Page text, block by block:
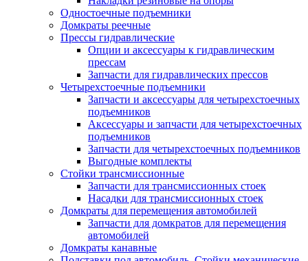
Одностоечные подъемники
Домкраты реечные
Прессы гидравлические
Опции и аксессуары к гидравлическим
прессам
Запчасти для гидравлических прессов
Четырехстоечные подъемники
Запчасти и аксессуары для четырехстоечных
подъемников
Аксессуары и запчасти для четырехстоечных
подъемников
Запчасти для четырехстоечных подъемников
Выгодные комплекты
Стойки трансмиссионные
Запчасти для трансмиссионных стоек
Насадки для трансмиссионных стоек
Домкраты для перемещения автомобилей
Запчасти для домкратов для перемещения
автомобилей
Домкраты канавные